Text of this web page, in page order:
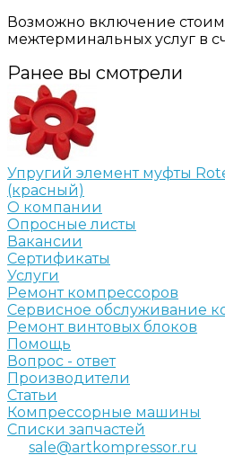
Возможно включение
межтерминальных услуг в
Ранее вы смотрели
Упругий элемент муфты
(красный)
О компании
Опросные листы
Вакансии
Сертификаты
Услуги
Ремонт компрессоров
Сервисное обслуживание
Ремонт винтовых блоков
Помощь
Вопрос - ответ
Производители
Статьи
Компрессорные машины
Списки запчастей
sale@artkompressor.ru